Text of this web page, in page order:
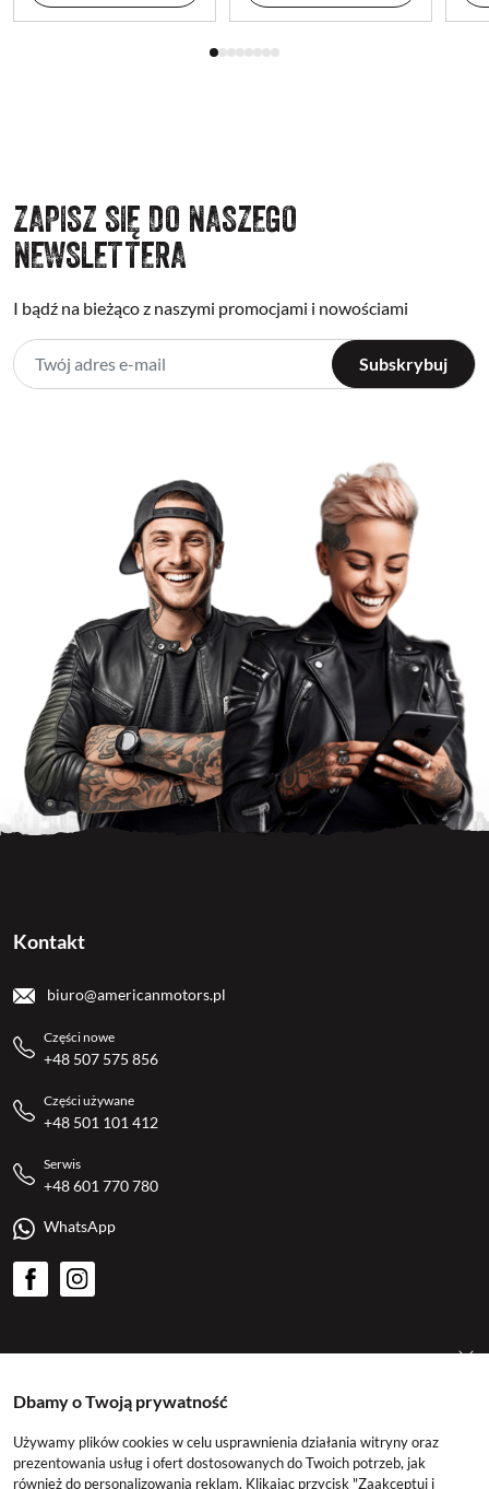
ZAPISZ SIĘ DO NASZEGO
NEWSLETTERA
I bądź na bieżąco z naszymi promocjami i nowościami
American Motors
Kontakt
biuro@americanmotors.pl
Części nowe
+48 507 575 856
Części używane
+48 501 101 412
Serwis
+48 601 770 780
WhatsApp
Dbamy o Twoją prywatność
Używamy plików cookies w celu usprawnienia działania witryny oraz
prezentowania usług i ofert dostosowanych do Twoich potrzeb, jak
również do personalizowania reklam. Klikając przycisk "Zaakceptuj i